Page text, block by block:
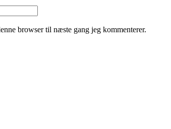
browser til næste gang jeg kommenterer.